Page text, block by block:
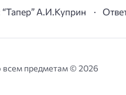
“Тапер” А.И.Куприн
всем предметам © 2026